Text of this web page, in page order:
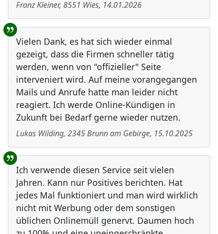
Franz Kleiner, 8551 Wies, 14.01.2026
Vielen Dank, es hat sich wieder einmal
gezeigt, dass die Firmen schneller tätig
werden, wenn von "offizieller" Seite
interveniert wird. Auf meine vorangegangen
Mails und Anrufe hatte man leider nicht
reagiert. Ich werde Online-Kündigen in
Zukunft bei Bedarf gerne wieder nutzen.
Lukas Wilding, 2345Brunn am Gebirge, 15.10.2025
Ich verwende diesen Service seit vielen
Jahren. Kann nur Positives berichten. Hat
jedes Mal funktioniert und man wird wirklich
nicht mit Werbung oder dem sonstigen
üblichen Onlinemüll genervt. Daumen hoch